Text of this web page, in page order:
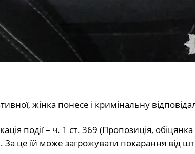
жінка понесе і кримінальну
події – ч. 1 ст. 369 (Пропозиція,
За це їй може загрожувати покарання від